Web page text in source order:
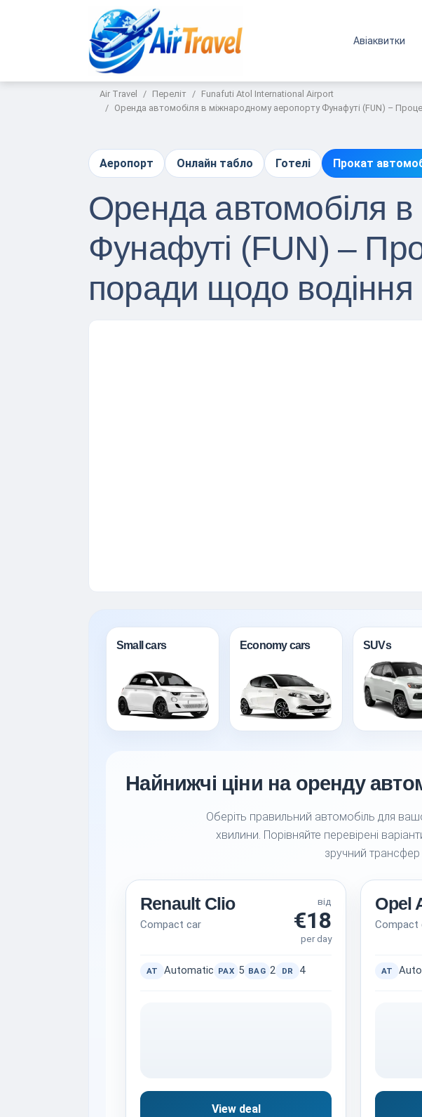
Авіаквитки
Air Travel Переліт
Funafuti Atol International Airport
Оренда автомобіля в міжнародному аеропорту Фунафуті (FUN) –
Аеропорт Онлайн табло Готелі Прокат
Оренда автомобіля
Фунафуті (FUN) –
поради щодо водіння
Small cars Economy cars SUVs
Найнижчі ціни на оренду
Оберіть правильний автомобіль для
хвилини. Порівняйте перевірені
зручний
Renault Clio
Compact car
від
€18
per day
AT Automatic PAX 5 BAG 2 DR 4
View deal
Opel
Compact
AT